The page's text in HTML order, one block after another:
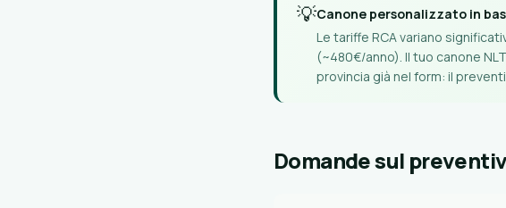
💡Canone personalizzato in
Le tariffe RCA variano
(~480€/anno). Il tuo canone
provincia già nel form: il
Domande sul